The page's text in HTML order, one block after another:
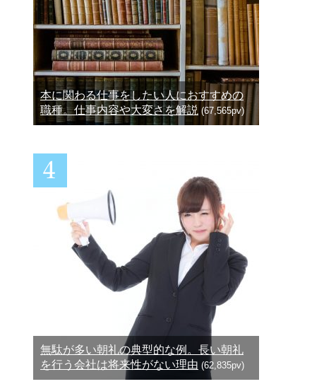
本に関わる仕事をしたい人におすすめの
職種。仕事内容や大変さを解説 (67,565pv)
無駄が多い朝礼の典型的な例。長い朝礼
を行う会社は将来性がない理由 (62,835pv)